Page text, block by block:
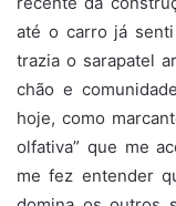
até o carro já
trazia o sarapatel
chão e
hoje, como
olfativa” que me
me fez entender